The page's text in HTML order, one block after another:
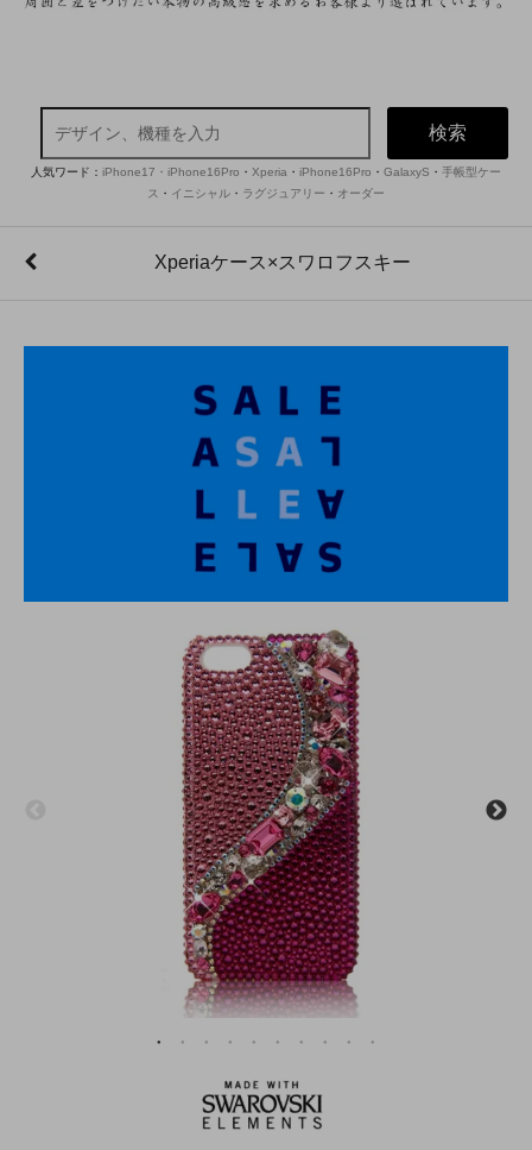
検索
人気ワード： iPhone17・iPhone16Pro ・ Xperia ・ iPhone16Pro ・ GalaxyS ・ 手帳型ケー
ス ・ イニシャル ・ ラグジュアリー ・ オーダー
Xperiaケース×スワロフスキー